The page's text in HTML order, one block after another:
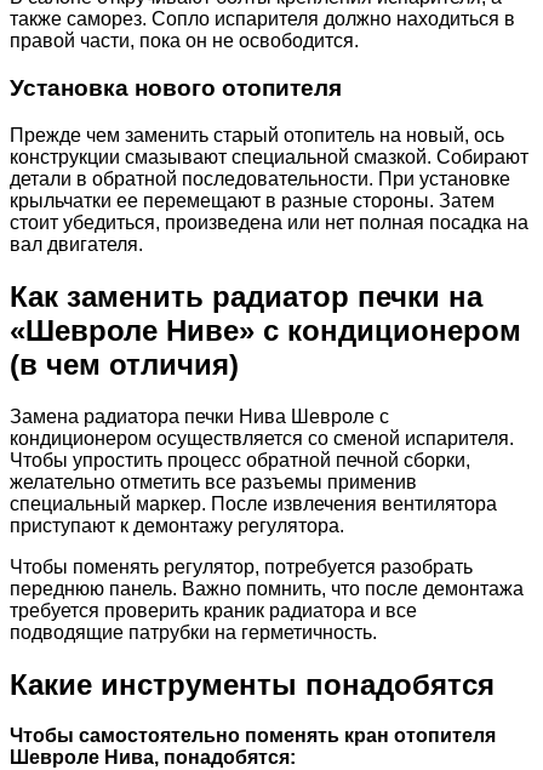
также саморез. Сопло испарителя должно находиться в
правой части, пока он не освободится.
Установка нового отопителя
Прежде чем заменить старый отопитель на новый, ось
конструкции смазывают специальной смазкой. Собирают
детали в обратной последовательности. При установке
крыльчатки ее перемещают в разные стороны. Затем
стоит убедиться, произведена или нет полная посадка на
вал двигателя.
Как заменить радиатор печки на
«Шевроле Ниве» с кондиционером
(в чем отличия)
Замена радиатора печки Нива Шевроле с
кондиционером осуществляется со сменой испарителя.
Чтобы упростить процесс обратной печной сборки,
желательно отметить все разъемы применив
специальный маркер. После извлечения вентилятора
приступают к демонтажу регулятора.
Чтобы поменять регулятор, потребуется разобрать
переднюю панель. Важно помнить, что после демонтажа
требуется проверить краник радиатора и все
подводящие патрубки на герметичность.
Какие инструменты понадобятся
Чтобы самостоятельно поменять кран отопителя
Шевроле Нива, понадобятся: